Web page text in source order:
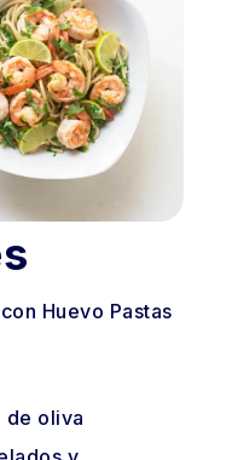
Huevo Pastas
de oliva